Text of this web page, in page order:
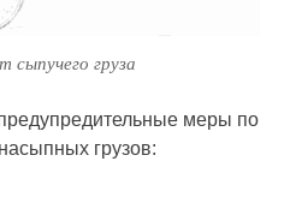
сыпучего груза
меры по
грузов: